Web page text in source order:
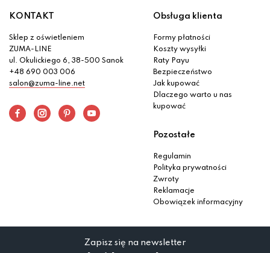
KONTAKT
Sklep z oświetleniem
ZUMA-LINE
ul. Okulickiego 6, 38-500 Sanok
+48 690 003 006
salon@zuma-line.net
Obsługa klienta
Formy płatności
Koszty wysyłki
Raty Payu
Bezpieczeństwo
Jak kupować
Dlaczego warto u nas
kupować
Pozostałe
Regulamin
Polityka prywatności
Zwroty
Reklamacje
Obowiązek informacyjny
Zapisz się na newsletter